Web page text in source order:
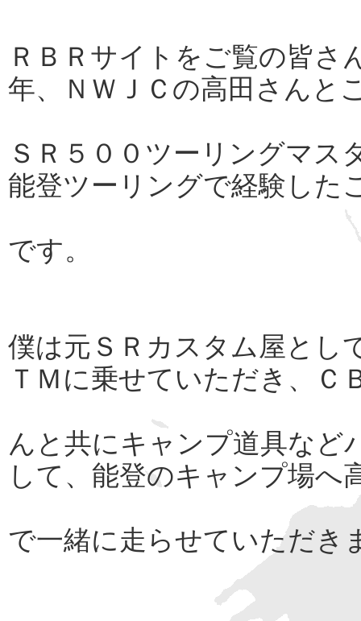
ＲＢＲサイトをご覧の皆さ
年、ＮＷＪＣの高田さんと
ＳＲ５００ツーリングマス
能登ツーリングで経験した
です。
僕は元ＳＲカスタム屋とし
ＴＭに乗せていただき、Ｃ
んと共にキャンプ道具など
して、能登のキャンプ場へ
で一緒に走らせていただき